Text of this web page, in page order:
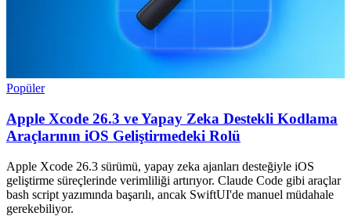
Popüler
Apple Xcode 26.3 ve Yapay Zeka Destekli Kodlama
Araçlarının iOS Geliştirmedeki Rolü
Apple Xcode 26.3 sürümü, yapay zeka ajanları desteğiyle iOS
geliştirme süreçlerinde verimliliği artırıyor. Claude Code gibi araçlar
bash script yazımında başarılı, ancak SwiftUI'de manuel müdahale
gerekebiliyor.